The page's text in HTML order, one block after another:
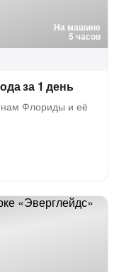
На машине
5 часов
за 1 день
Флориды и её